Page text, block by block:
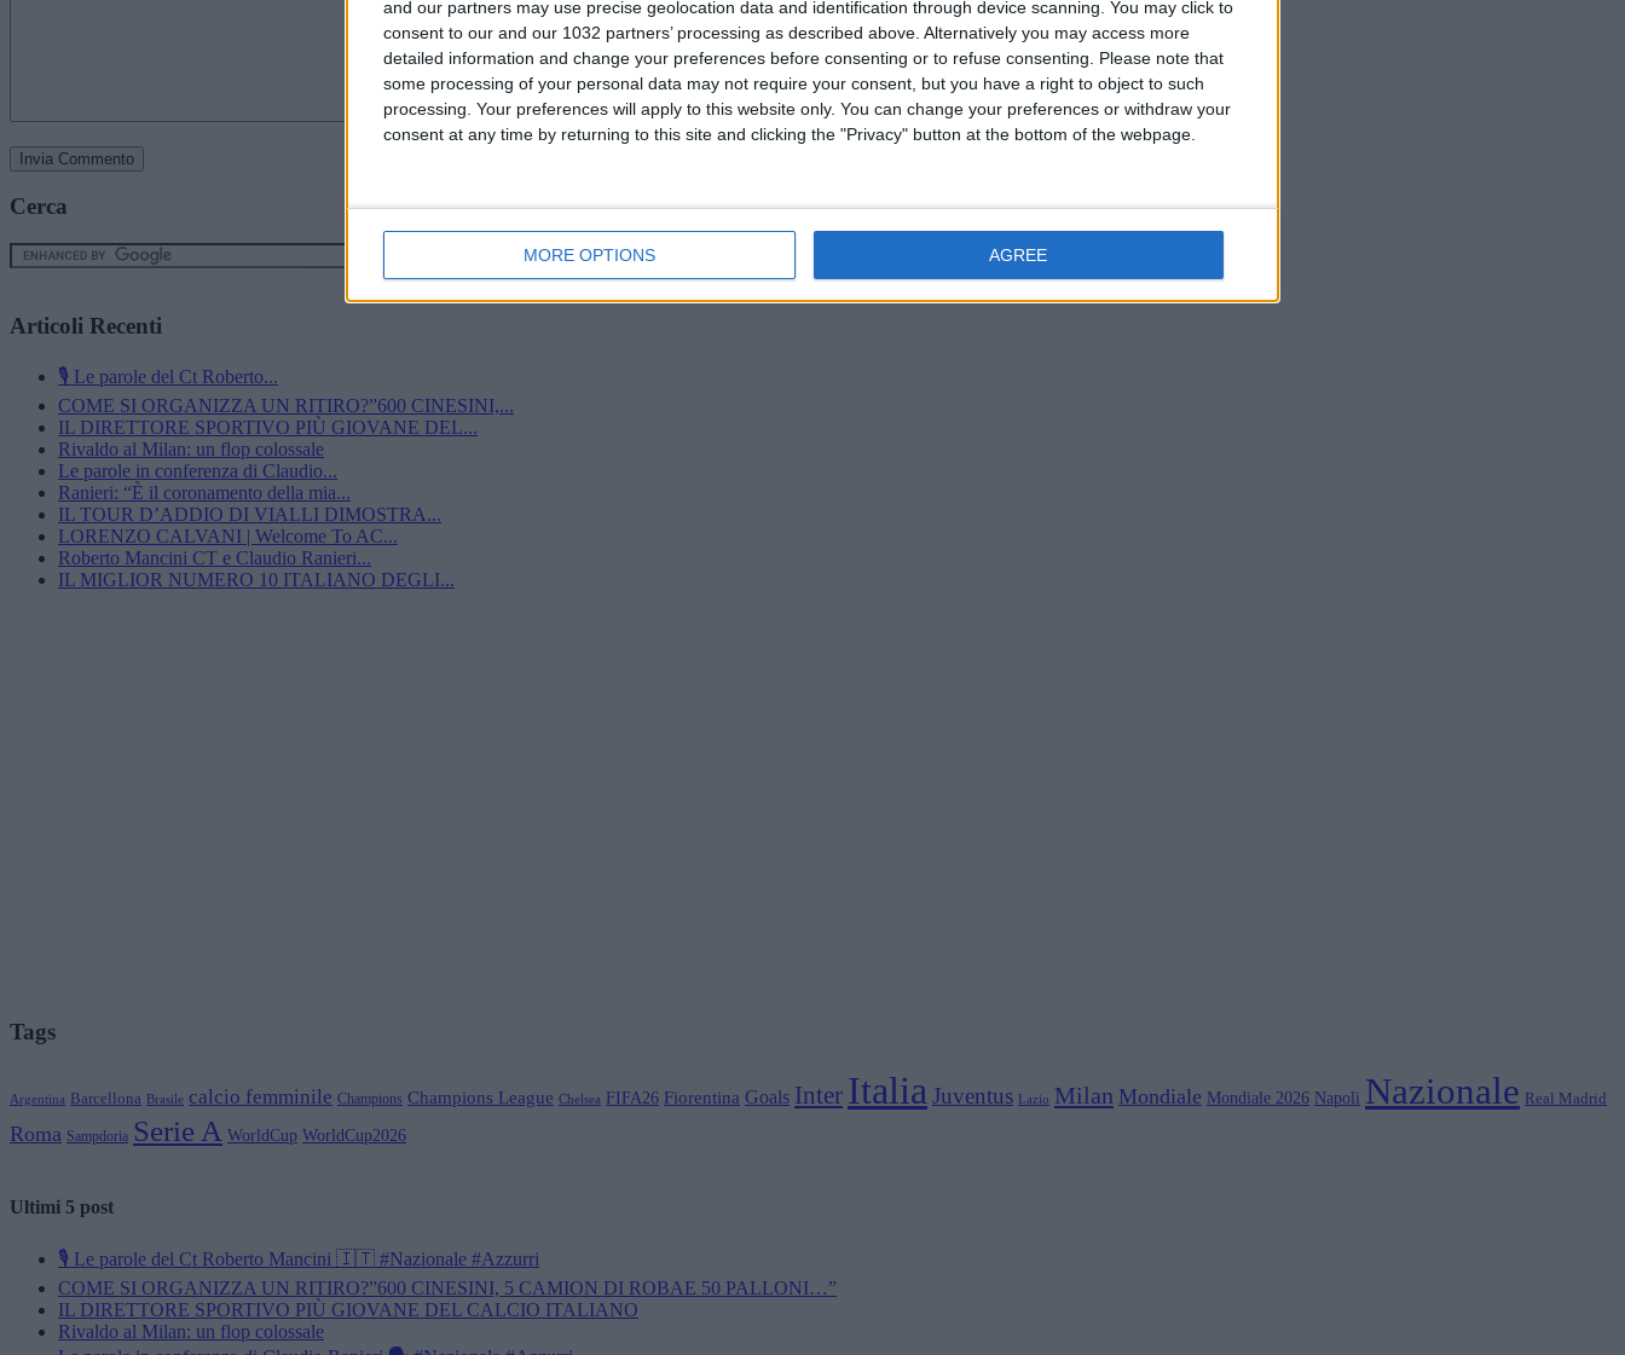
and our partners may use precise geolocation data and identification through device scanning. You may click to
consent to our and our 1032 partners’ processing as described above. Alternatively you may access more
detailed information and change your preferences before consenting or to refuse consenting.
Please note that
some processing of your personal data may not require your consent, but you have a right to object to such
processing. Your preferences will apply to this website only. You can change your preferences or withdraw your
consent at any time by returning to this site and clicking the "Privacy" button at the bottom of the webpage.
MORE OPTIONS AGREE
Cerca
Articoli Recenti
🎙️ Le parole del Ct Roberto...
COME SI ORGANIZZA UN RITIRO?”600 CINESINI,...
IL DIRETTORE SPORTIVO PIÙ GIOVANE DEL...
Rivaldo al Milan: un flop colossale
Le parole in conferenza di Claudio...
Ranieri: “È il coronamento della mia...
IL TOUR D’ADDIO DI VIALLI DIMOSTRA...
LORENZO CALVANI | Welcome To AC...
Roberto Mancini CT e Claudio Ranieri...
IL MIGLIOR NUMERO 10 ITALIANO DEGLI...
Tags
Argentina Barcellona Brasile calcio femminile Champions Champions League Chelsea FIFA26 Fiorentina Goals Inter Italia Juventus Lazio Milan Mondiale Mondiale 2026 Napoli Nazionale Real Madrid
Roma Sampdoria Serie A WorldCup WorldCup2026
Ultimi 5 post
🎙️ Le parole del Ct Roberto Mancini 🇮🇹 #Nazionale #Azzurri
COME SI ORGANIZZA UN RITIRO?”600 CINESINI, 5 CAMION DI ROBAE 50 PALLONI…”
IL DIRETTORE SPORTIVO PIÙ GIOVANE DEL CALCIO ITALIANO
Rivaldo al Milan: un flop colossale